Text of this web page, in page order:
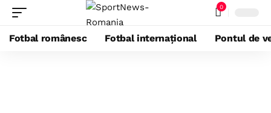
0
Fotbal românesc Fotbal internațional Pontul de